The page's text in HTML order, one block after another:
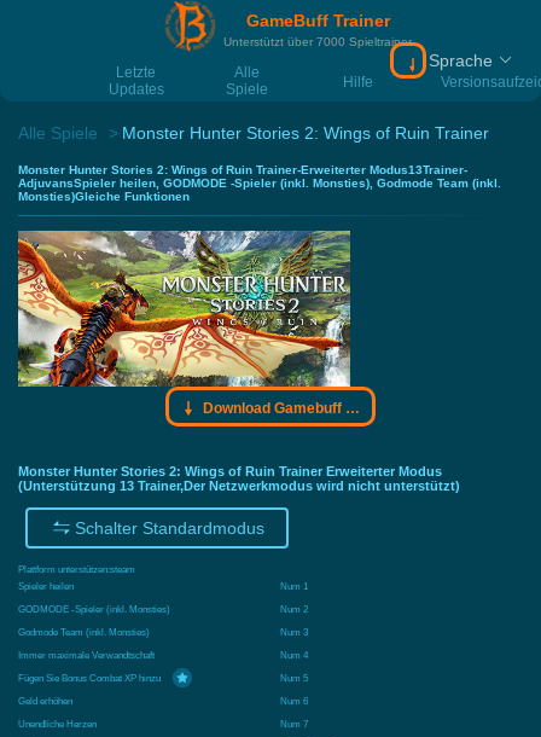
GameBuff Trainer
Unterstützt über 7000 Spieltrainer
Letzte
Updates
Alle
Spiele
Hilfe
Download
Sprache
Alle Spiele Monster Hunter Stories 2: Wings of Ruin Trainer
Monster Hunter Stories 2: Wings of Ruin Trainer-Erweiterter Modus13Trainer-
AdjuvansSpieler heilen, GODMODE -Spieler (inkl. Monsties), Godmode Team (inkl.
Monsties)Gleiche Funktionen
Download Gamebuff Trainer
Monster Hunter Stories 2: Wings of Ruin Trainer Erweiterter Modus
(Unterstützung 13 Trainer,Der Netzwerkmodus wird nicht unterstützt)
Schalter Standardmodus
Plattform unterstützen:steam
Spieler heilen
Num 1
GODMODE -Spieler (inkl. Monsties)
Num 2
Godmode Team (inkl. Monsties)
Num 3
Immer maximale Verwandtschaft
Num 4
Fügen Sie Bonus Combat XP hinzu
Num 5
Geld erhöhen
Num 6
Unendliche Herzen
Num 7